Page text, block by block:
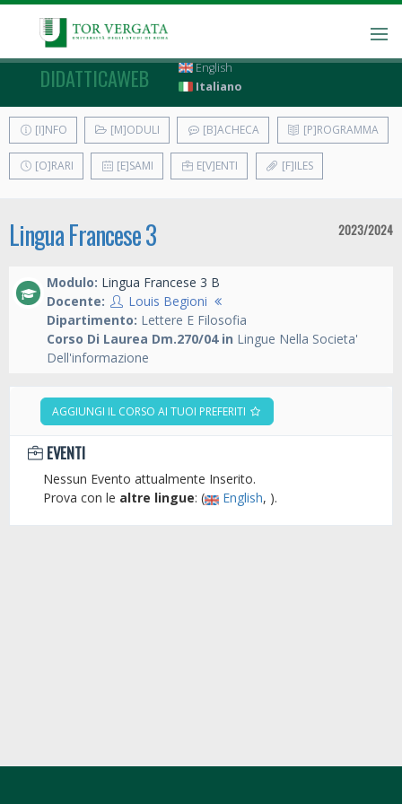
DIDATTICAWEB
English
Italiano
[I]NFO [M]ODULI [B]ACHECA [P]ROGRAMMA
[O]RARI [E]SAMI E[V]ENTI [F]ILES
Lingua Francese 3 2023/2024
Modulo: Lingua Francese 3 B
Docente:
Louis Begioni
Dipartimento: Lettere E Filosofia
Corso Di Laurea Dm.270/04 in Lingue Nella Societa'
Dell'informazione
AGGIUNGI IL CORSO AI TUOI PREFERITI
EVENTI
Nessun Evento attualmente Inserito.
Prova con le altre lingue: ( English, ).